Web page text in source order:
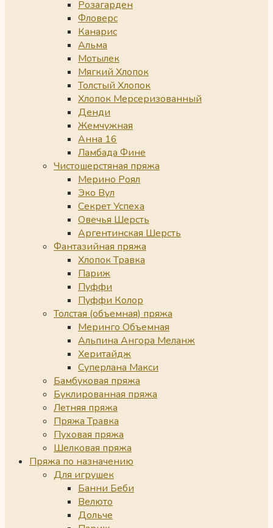
Розагарден
Фловерс
Канарис
Альма
Мотылек
Мягкий Хлопок
Толстый Хлопок
Хлопок Мерсеризованный
Денди
Жемчужная
Анна 16
Ламбада Фине
Чистошерстяная пряжа
Мерино Роял
Эко Вул
Секрет Успеха
Овечья Шерсть
Аргентинская Шерсть
Фантазийная пряжа
Хлопок Травка
Париж
Пуффи
Пуффи Колор
Толстая (объемная) пряжа
Меринго Объемная
Альпина Ангора Меланж
Херитайдж
Суперлана Макси
Бамбуковая пряжа
Буклированная пряжа
Летняя пряжа
Пряжа Травка
Пуховая пряжа
Шелковая пряжа
Пряжа по назначению
Для игрушек
Банни Беби
Велюто
Дольче